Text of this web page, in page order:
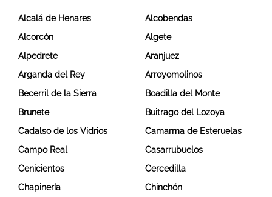
Alcalá de Henares
Alcobendas
Alcorcón
Algete
Alpedrete
Aranjuez
Arganda del Rey
Arroyomolinos
Becerril de la Sierra
Boadilla del Monte
Brunete
Buitrago del Lozoya
Cadalso de los Vidrios
Camarma de Esteruelas
Campo Real
Casarrubuelos
Cenicientos
Cercedilla
Chapinería
Chinchón